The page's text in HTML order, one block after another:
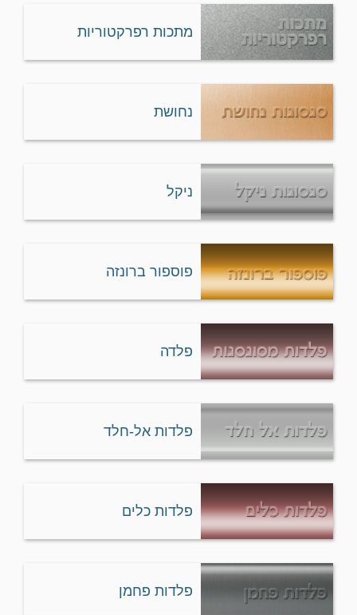
מתכות רפרקטוריות
נחושת
ניקל
פוספור ברונזה
פלדה
פלדות אל-חלד
פלדות כלים
פלדות פחמן